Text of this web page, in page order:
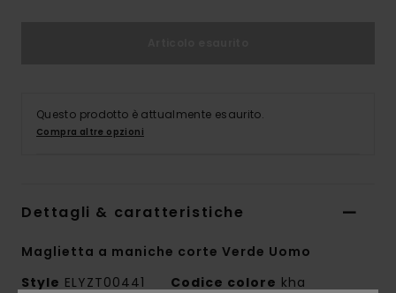
Questo prodotto è attualmente esaurito.
Compra altre opzioni
Dettagli & caratteristiche
Maglietta a maniche corte Verde Uomo
Style ELYZT00441 Codice colore kha